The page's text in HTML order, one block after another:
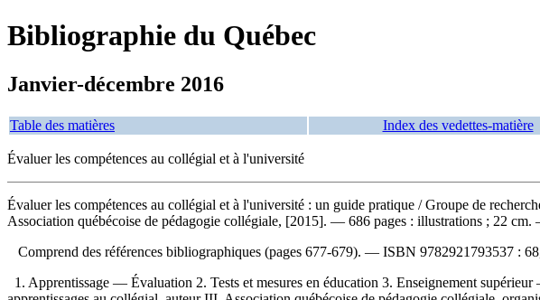
Bibliographie du Québec
Janvier-décembre 2016
Table des matières Index des vedettes-matière
Évaluer les compétences au collégial et à l'université
Évaluer les compétences au collégial et à l'université : un guide pratique / Groupe de
Association québécoise de pédagogie collégiale, [2015]. — 686 pages : illustrations ; 22
Comprend des références bibliographiques (pages 677-679). — ISBN 9782921793537 :
1. Apprentissage — Évaluation 2. Tests et mesures en éducation 3. Enseignement